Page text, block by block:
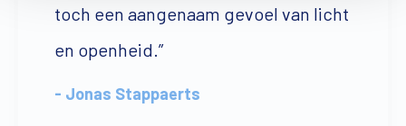
toch een aangenaam gevoel van licht
en openheid.”
- Jonas Stappaerts